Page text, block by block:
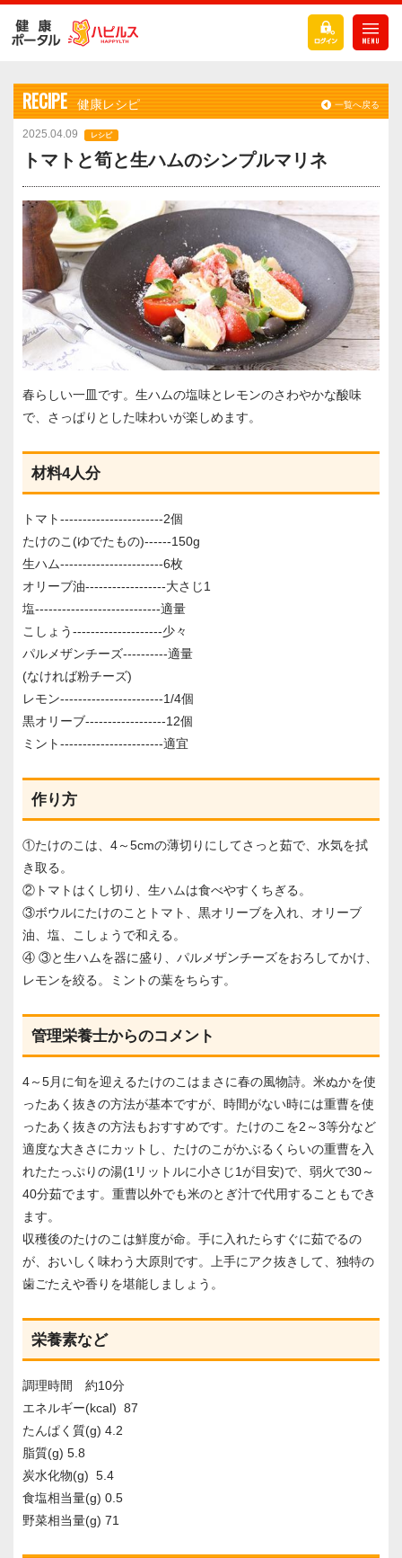
RECIPE 健康レシピ 一覧へ戻る
2025.04.09 レシピ
トマトと筍と生ハムのシンプルマリネ
春らしい一皿です。生ハムの塩味とレモンのさわやかな酸味
で、さっぱりとした味わいが楽しめます。
材料4人分
トマト-----------------------2個
たけのこ(ゆでたもの)------150g
生ハム-----------------------6枚
オリーブ油------------------大さじ1
塩----------------------------適量
こしょう--------------------少々
パルメザンチーズ----------適量
(なければ粉チーズ)
レモン-----------------------1/4個
黒オリーブ------------------12個
ミント-----------------------適宜
作り方
①たけのこは、4～5cmの薄切りにしてさっと茹で、水気を拭
き取る。
②トマトはくし切り、生ハムは食べやすくちぎる。
③ボウルにたけのことトマト、黒オリーブを入れ、オリーブ
油、塩、こしょうで和える。
④ ③と生ハムを器に盛り、パルメザンチーズをおろしてかけ、
レモンを絞る。ミントの葉をちらす。
管理栄養士からのコメント
4～5月に旬を迎えるたけのこはまさに春の風物詩。米ぬかを使
ったあく抜きの方法が基本ですが、時間がない時には重曹を使
ったあく抜きの方法もおすすめです。たけのこを2～3等分など
適度な大きさにカットし、たけのこがかぶるくらいの重曹を入
れたたっぷりの湯(1リットルに小さじ1が目安)で、弱火で30～
40分茹でます。重曹以外でも米のとぎ汁で代用することもでき
ます。
収穫後のたけのこは鮮度が命。手に入れたらすぐに茹でるの
が、おいしく味わう大原則です。上手にアク抜きして、独特の
歯ごたえや香りを堪能しましょう。
栄養素など
調理時間 約10分
エネルギー(kcal) 87
たんぱく質(g) 4.2
脂質(g) 5.8
炭水化物(g) 5.4
食塩相当量(g) 0.5
野菜相当量(g) 71